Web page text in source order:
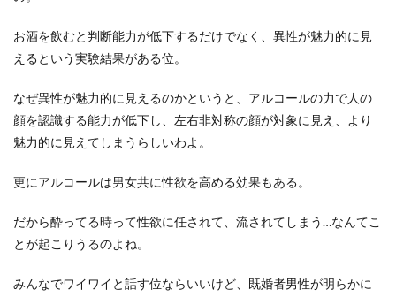
お酒を飲むと判断能力が低下するだけでなく、異性が魅力的に見
えるという実験結果がある位。
なぜ異性が魅力的に見えるのかというと、アルコールの力で人の
顔を認識する能力が低下し、左右非対称の顔が対象に見え、より
魅力的に見えてしまうらしいわよ。
更にアルコールは男女共に性欲を高める効果もある。
だから酔ってる時って性欲に任されて、流されてしまう…なんてこ
とが起こりうるのよね。
みんなでワイワイと話す位ならいいけど、既婚者男性が明らかに